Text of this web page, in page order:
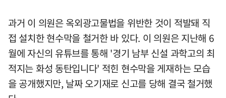
과거 이 의원은 옥외광고물법을 위반한 것이 적발돼 직
접 설치한 현수막을 철거한 바 있다. 이 의원은 지난해 6
월에 자신의 유튜브를 통해 '경기 남부 신설 과학고의 최
적지는 화성 동탄입니다' 적힌 현수막을 게재하는 모습
을 공개했지만, 날짜 오기재로 신고를 당해 결국 철거했